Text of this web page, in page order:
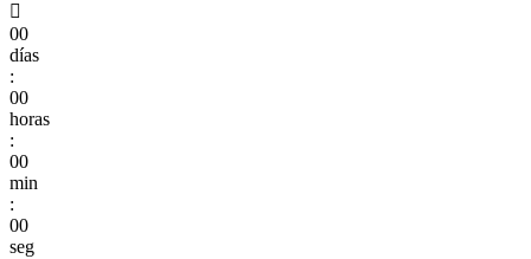

00
días
:
00
horas
:
00
min
:
00
seg